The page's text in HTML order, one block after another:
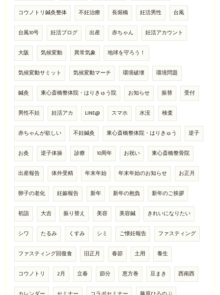
コウノトリ鍼灸整体 不妊治療 長堀橋 妊活男性 台風
台風10号 妊活ブログ 出産 赤ちゃん 妊活アカウント
大阪 気候変動 異常気象 地球を守ろう！
気候変動サミット 気候変動マーチ 環境破壊 環境問題
鍼灸 東心斎橋整体院・はりきゅう院 お知らせ 振替 受付
男性不妊 妊活アカ LINE@ スマホ 水没 検査
赤ちゃんが欲しい 不妊鍼灸 東心斎橋整体院・はりきゅう 逆子
お灸 逆子体操 診療 10周年 お祝い 東心斎橋整骨院
出産報告 体外受精 年末年始 年末年始のお知らせ お正月
卵子の老化 妊娠報告 新年 新年の抱負 新年のご挨拶
初詣 大吉 振り替え 美容 美容鍼 きれいになりたい
シワ たるみ くすみ シミ ご懐妊報告 ファスティング
ファスティング回復食 旧正月 春節 土用 養生
コウノトリ 2月 立春 節分 恵方巻 豆まき 西南西